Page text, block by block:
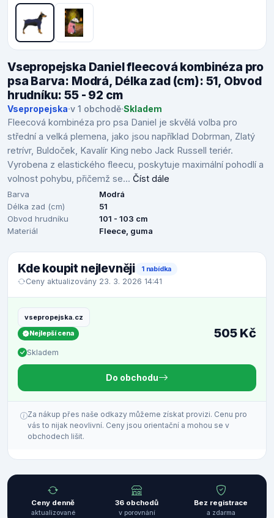
Vsepropejska Daniel fleecová kombinéza pro
psa Barva: Modrá, Délka zad (cm): 51, Obvod
hrudníku: 55 - 92 cm
Vsepropejska·v 1 obchodě·Skladem
Fleecová kombinéza pro psa Daniel je skvělá volba pro
střední a velká plemena, jako jsou například Dobrman, Zlatý
retrívr, Buldoček, Kavalír King nebo Jack Russell teriér.
Vyrobena z elastického fleecu, poskytuje maximální pohodlí a
volnost pohybu, přičemž se... Číst dále
Barva
Modrá
Délka zad (cm)
51
Obvod hrudníku
101 - 103 cm
Materiál
Fleece, guma
Kde koupit nejlevněji 1 nabídka
Ceny aktualizovány 23. 3. 2026 14:41
vsepropejska.cz
Nejlepší cena
Skladem
505 Kč
Do obchodu
Za nákup přes naše odkazy můžeme získat provizi. Cenu pro
vás to nijak neovlivní. Ceny jsou orientační a mohou se v
obchodech lišit.
Ceny denně
aktualizované
36 obchodů
v porovnání
Bez registrace
a zdarma